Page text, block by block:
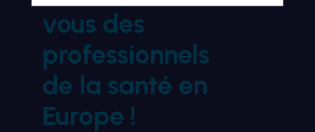
vous des
professionnels
de la santé en
Europe !